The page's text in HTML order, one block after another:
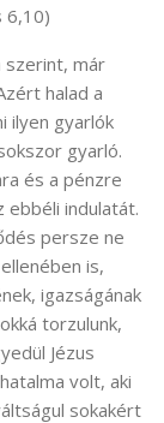
6,10)
szerint, már
halad a
ilyen gyarlók
gyarló.
és a pénzre
ebbéli indulatát.
persze ne
is,
igazságának
torzulunk,
Jézus
volt, aki
sokakért